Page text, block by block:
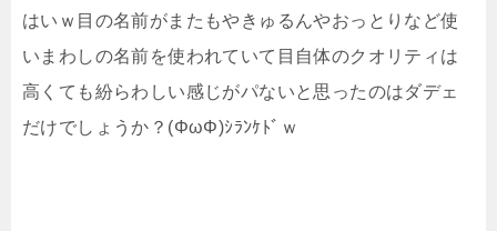
はいｗ目の名前がまたもやきゅるんやおっとりなど使
いまわしの名前を使われていて目自体のクオリティは
高くても紛らわしい感じがパないと思ったのはダデェ
だけでしょうか？(ΦωΦ)ｼﾗﾝｹﾄﾞｗ